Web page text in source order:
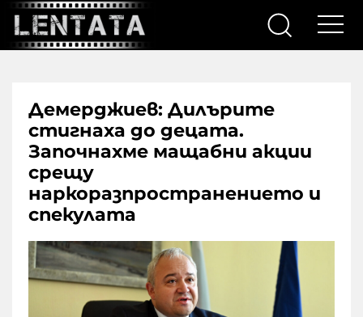
Демерджиев: Дилърите
стигнаха до децата.
Започнахме мащабни акции
срещу
наркоразпространението и
спекулата